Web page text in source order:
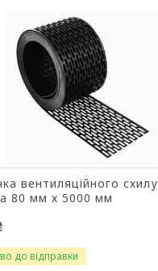
вентиляційного схилу
80 мм х 5000 мм
до відправки